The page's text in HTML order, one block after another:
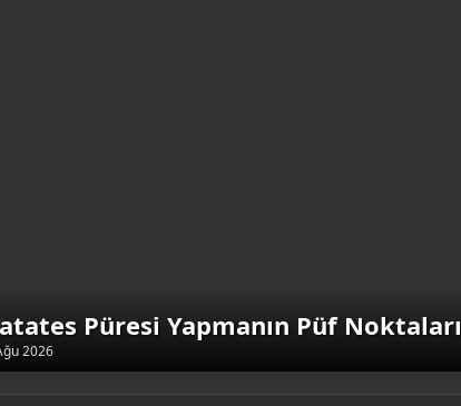
Püresi Yapmanın Püf Noktaları
2026